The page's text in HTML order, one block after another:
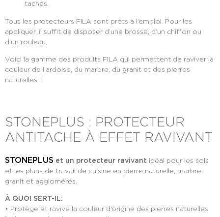
taches.
Tous les protecteurs FILA sont prêts à l’emploi. Pour les
appliquer, il suffit de disposer d’une brosse, d’un chiffon ou
d’un rouleau.
Voici la gamme des produits FILA qui permettent de raviver la
couleur de l’ardoise, du marbre, du granit et des pierres
naturelles :
STONEPLUS : PROTECTEUR
ANTITACHE À EFFET RAVIVANT
STONEPLUS et un protecteur ravivant idéal pour les sols
et les plans de travail de cuisine en pierre naturelle, marbre,
granit et agglomérés.
À QUOI SERT-IL:
• Protège et ravive la couleur d’origine des pierres naturelles